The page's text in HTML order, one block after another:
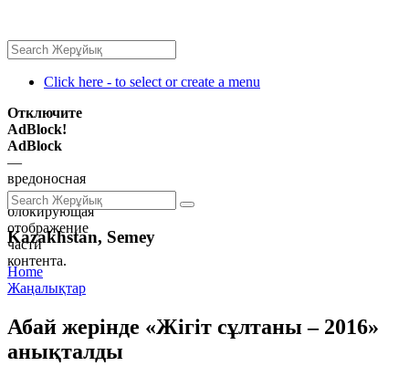
Click here - to select or create a menu
Отключите
AdBlock!
AdBlock
—
вредоносная
программа,
блокирующая
отображение
части
контента.
Kazakhstan, Semey
Home
Жаңалықтар
Абай жерінде «Жігіт сұлтаны – 2016»
анықталды